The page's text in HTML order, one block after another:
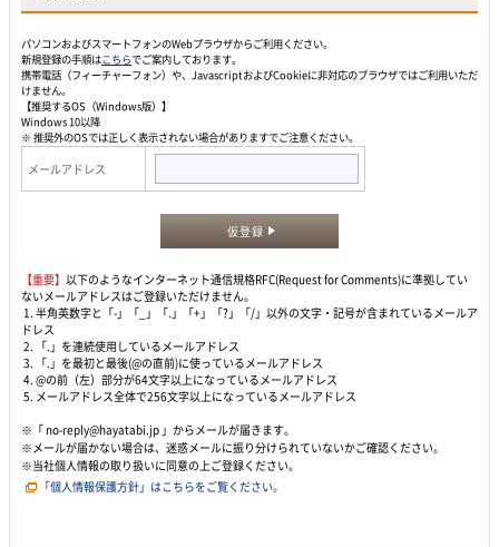
パソコンおよびスマートフォンのWebプラウザからご利用ください。
新規登録の手順はこちらでご案内しております。
携帯電話（フィーチャーフォン）や、JavascriptおよびCookieに非対応のブラウザではご利用いただ
けません。
【推奨するOS（Windows版）】
Windows 10以降
※ 推奨外のOSでは正しく表示されない場合がありますでご注意ください。
メールアドレス
仮登録
【重要】 以下のようなインターネット通信規格RFC(Request for Comments)に準拠してい
ないメールアドレスはご登録いただけません。
1. 半角英数字と「-」「_」「.」「+」「?」「/」以外の文字・記号が含まれているメールア
ドレス
2. 「.」を連続使用しているメールアドレス
3. 「.」を最初と最後(@の直前)に使っているメールアドレス
4. @の前（左）部分が64文字以上になっているメールアドレス
5. メールアドレス全体で256文字以上になっているメールアドレス
※「 no-reply@hayatabi.jp 」からメールが届きます。
※メールが届かない場合は、迷惑メールに振り分けられていないかご確認ください。
※当社個人情報の取り扱いに同意の上ご登録ください。
「個人情報保護方針」はこちらをご覧ください。